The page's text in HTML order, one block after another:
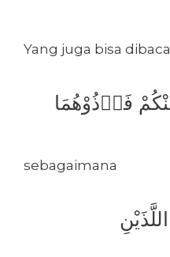
Yang juga bisa dibaca
مِنْكُمْ فَأٙذُوْهُمَا
sebagaimana